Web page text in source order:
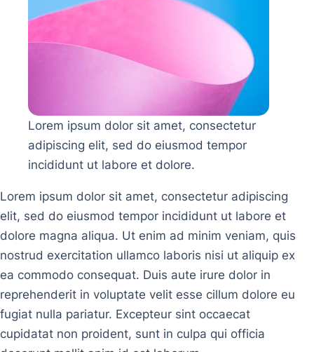
Lorem ipsum dolor sit amet, consectetur
adipiscing elit, sed do eiusmod tempor
incididunt ut labore et dolore.
Lorem ipsum dolor sit amet, consectetur adipiscing
elit, sed do eiusmod tempor incididunt ut labore et
dolore magna aliqua. Ut enim ad minim veniam, quis
nostrud exercitation ullamco laboris nisi ut aliquip ex
ea commodo consequat. Duis aute irure dolor in
reprehenderit in voluptate velit esse cillum dolore eu
fugiat nulla pariatur. Excepteur sint occaecat
cupidatat non proident, sunt in culpa qui officia